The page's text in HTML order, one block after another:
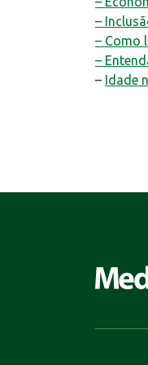
–
– Como
–
– Idade